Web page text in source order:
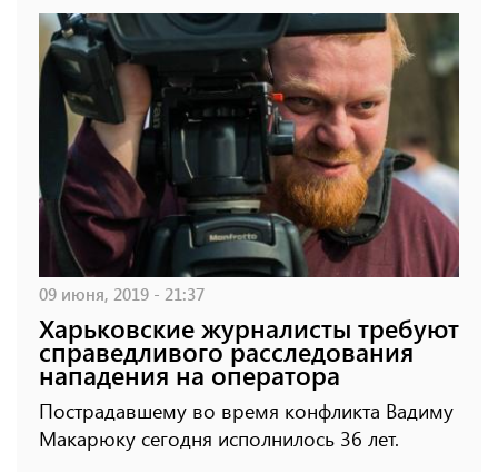
09 июня, 2019 - 21:37
Харьковские журналисты требуют
справедливого расследования
нападения на оператора
Пострадавшему во время конфликта Вадиму
Макарюку сегодня исполнилось 36 лет.